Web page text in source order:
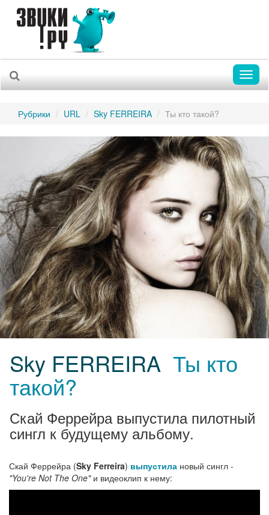
Рубрики URL Sky FERREIRA Ты кто такой?
Sky FERREIRA Ты кто
такой?
Скай Феррейра выпустила пилотный
сингл к будущему альбому.
Скай Феррейра (Sky Ferreira) выпустила новый сингл -
"You're Not The One"и видеоклип к нему: